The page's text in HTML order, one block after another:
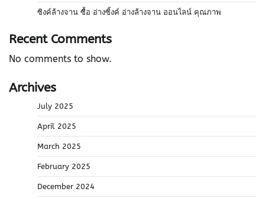
ซิงค์ล้างจาน ซื้อ อ่างซิ้งค์ อ่างล้างจาน ออนไลน์ คุณภาพ
Recent Comments
No comments to show.
Archives
July 2025
April 2025
March 2025
February 2025
December 2024